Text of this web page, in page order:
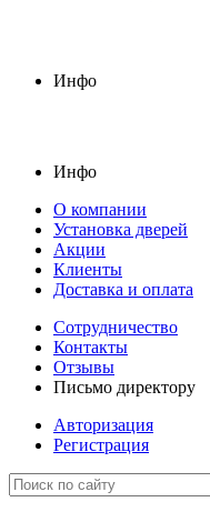
Инфо
Инфо
О компании
Установка дверей
Акции
Клиенты
Доставка и оплата
Сотрудничество
Контакты
Отзывы
Письмо директору
Авторизация
Регистрация